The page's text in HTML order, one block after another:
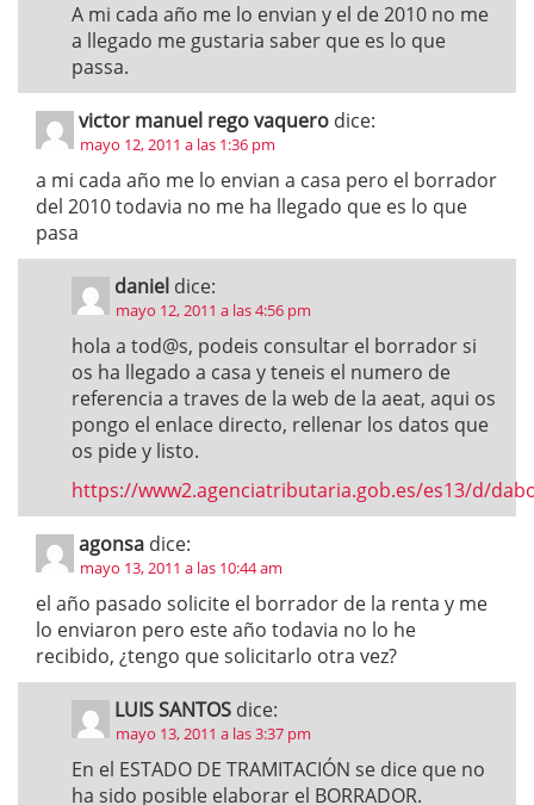
A mi cada año me lo envian y el de 2010 no me
a llegado me gustaria saber que es lo que
passa.
victor manuel rego vaquero dice:
mayo 12, 2011 a las 1:36 pm
a mi cada año me lo envian a casa pero el borrador
del 2010 todavia no me ha llegado que es lo que
pasa
daniel dice:
mayo 12, 2011 a las 4:56 pm
hola a tod@s, podeis consultar el borrador si
os ha llegado a casa y teneis el numero de
referencia a traves de la web de la aeat, aqui os
pongo el enlace directo, rellenar los datos que
os pide y listo.
https://www2.agenciatributaria.gob.es/es13/d/
agonsa dice:
mayo 13, 2011 a las 10:44 am
el año pasado solicite el borrador de la renta y me
lo enviaron pero este año todavia no lo he
recibido, ¿tengo que solicitarlo otra vez?
LUIS SANTOS dice:
mayo 13, 2011 a las 3:37 pm
En el ESTADO DE TRAMITACIÓN se dice que no
ha sido posible elaborar el BORRADOR.